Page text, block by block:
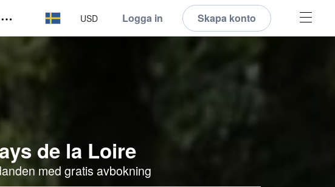
USD Logga in Skapa konto
de la Loire
med gratis avbokning